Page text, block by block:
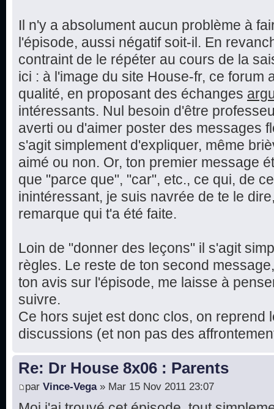
Il n'y a absolument aucun problème à
l'épisode, aussi négatif soit-il. En
contraint de le répéter au cours de la
ici : à l'image du site House-fr, ce forum
qualité, en proposant des échanges
intéressants. Nul besoin d'être
averti ou d'aimer poster des messages
s'agit simplement d'expliquer, même
aimé ou non. Or, ton premier message
que "parce que", "car", etc., ce qui, de
inintéressant, je suis navrée de te le
remarque qui t'a été faite.
Loin de "donner des leçons" il s'agit
règles. Le reste de ton second
ton avis sur l'épisode, me laisse à
suivre.
Ce hors sujet est donc clos, on reprend
discussions (et non pas des
Re: Dr House 8x06 : Parents
par Vince-Vega» Mar 15 Nov 2011 23:07